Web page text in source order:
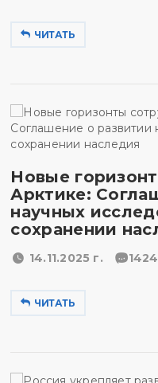
ЧИТАТЬ
Новые
Арктике:
научных
сохранении
14.11.2025 г. 1424
ЧИТАТЬ